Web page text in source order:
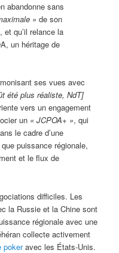
abandonne sans
» de son
et qu’il relance la
un héritage de
ses vues avec
été plus réaliste, NdT]
vers un engagement
un « JCPOA+ », qui
le cadre d’une
puissance régionale,
et le flux de
difficiles. Les
la Russie et la Chine sont
régionale avec une
collecte activement
pokeravec les États-Unis.